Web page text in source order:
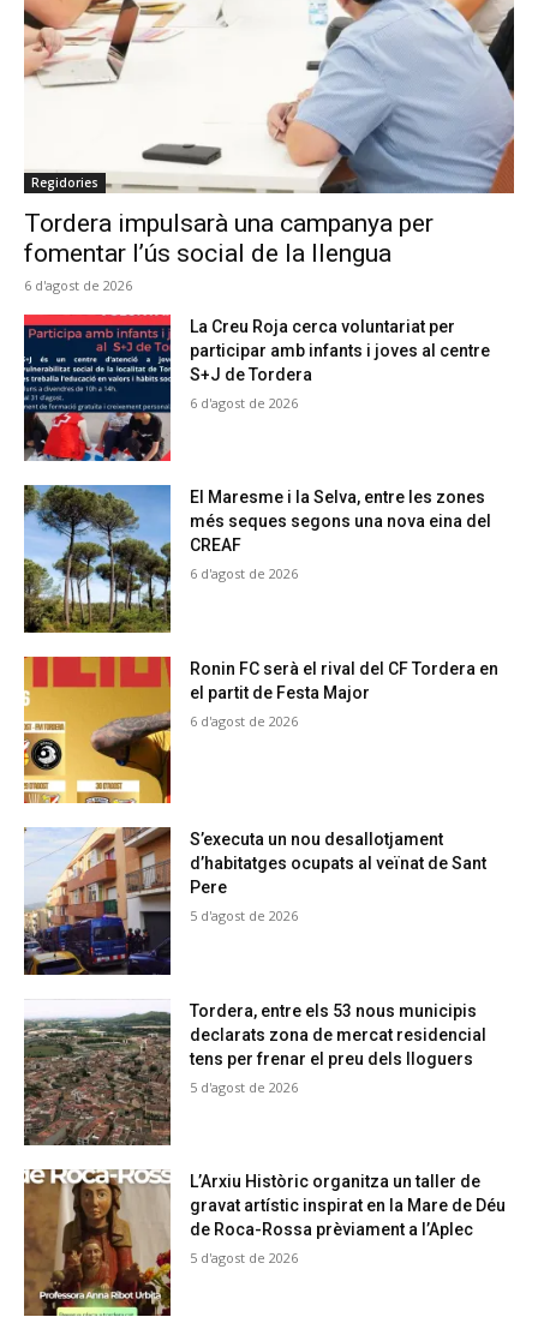
Regidories
Tordera impulsarà una campanya per
fomentar l’ús social de la llengua
6 d'agost de 2026
La Creu Roja cerca voluntariat per
participar amb infants i joves al centre
S+J de Tordera
6 d'agost de 2026
El Maresme i la Selva, entre les zones
més seques segons una nova eina del
CREAF
6 d'agost de 2026
Ronin FC serà el rival del CF Tordera en
el partit de Festa Major
6 d'agost de 2026
S’executa un nou desallotjament
d’habitatges ocupats al veïnat de Sant
Pere
5 d'agost de 2026
Tordera, entre els 53 nous municipis
declarats zona de mercat residencial
tens per frenar el preu dels lloguers
5 d'agost de 2026
L’Arxiu Històric organitza un taller de
gravat artístic inspirat en la Mare de Déu
de Roca-Rossa prèviament a l’Aplec
5 d'agost de 2026